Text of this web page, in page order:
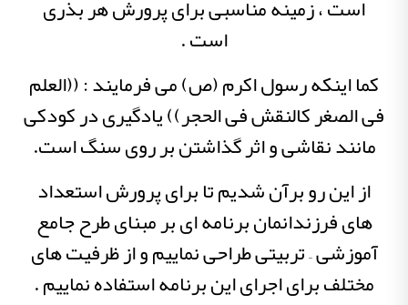
است ، زمینه مناسبی برای پرورش هر بذری
است .
کما اینکه رسول اکرم (ص) می فرمایند : ((العلم
فی الصغر کالنقش فی الحجر)) یادگیری در کودکی
مانند نقاشی و اثر گذاشتن بر روی سنگ است.
از این رو برآن شدیم تا برای پرورش استعداد
های فرزندانمان برنامه ای بر مبنای طرح جامع
آموزشی – تربیتی طراحی نماییم و از ظرفیت های
مختلف برای اجرای این برنامه استفاده نماییم .